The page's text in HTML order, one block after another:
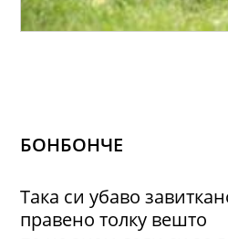
БОНБОНЧЕ
Така си убаво
правено толку вешто